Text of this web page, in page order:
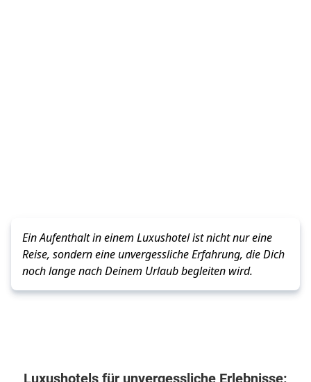
Ein Aufenthalt in einem Luxushotel ist nicht nur eine
Reise, sondern eine unvergessliche Erfahrung, die Dich
noch lange nach Deinem Urlaub begleiten wird.
Luxushotels für unvergessliche Erlebnisse: